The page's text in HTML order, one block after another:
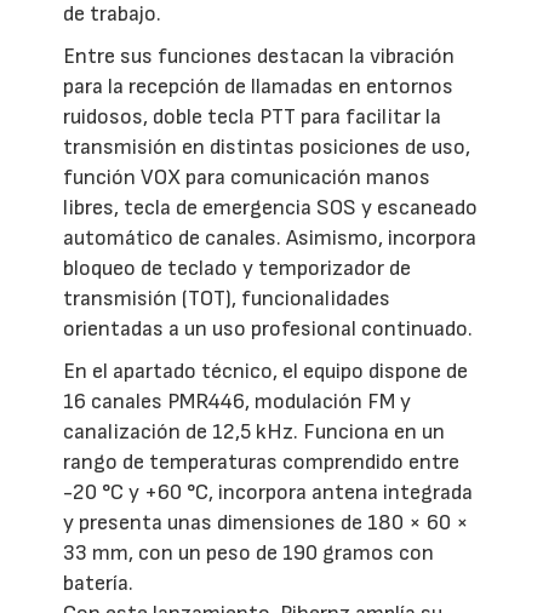
de trabajo.
Entre sus funciones destacan la vibración
para la recepción de llamadas en entornos
ruidosos, doble tecla PTT para facilitar la
transmisión en distintas posiciones de uso,
función VOX para comunicación manos
libres, tecla de emergencia SOS y escaneado
automático de canales. Asimismo, incorpora
bloqueo de teclado y temporizador de
transmisión (TOT), funcionalidades
orientadas a un uso profesional continuado.
En el apartado técnico, el equipo dispone de
16 canales PMR446, modulación FM y
canalización de 12,5 kHz. Funciona en un
rango de temperaturas comprendido entre
-20 °C y +60 °C, incorpora antena integrada
y presenta unas dimensiones de 180 × 60 ×
33 mm, con un peso de 190 gramos con
batería.